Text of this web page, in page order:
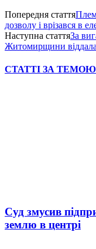
Попередня стаття
дозволу і врізався в
Наступна статтяЗа
Житомирщини віддала
СТАТТІ ЗА ТЕМОЮ
Суд змусив
землю в центрі